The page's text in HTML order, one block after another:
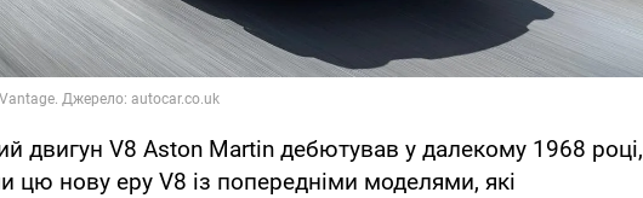
двигун V8 Aston Martin дебютував у далекому 1968 році,
цю нову еру V8 із попередніми моделями, які